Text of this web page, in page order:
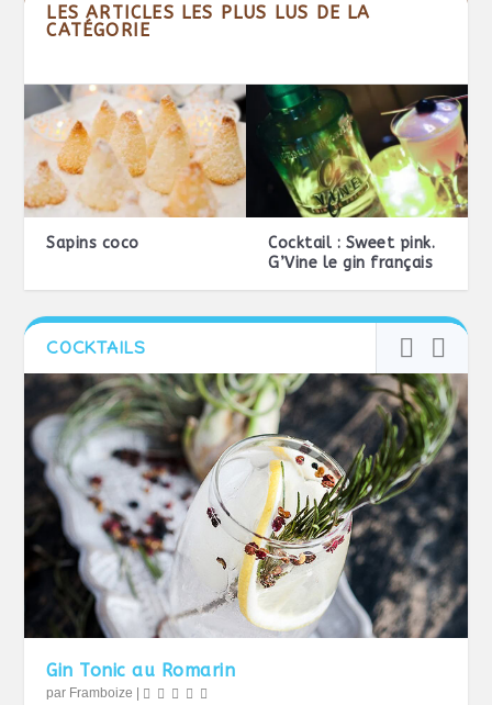
LES ARTICLES LES PLUS LUS DE LA
CATÉGORIE
Sapins coco
Cocktail : Sweet pink.
G’Vine le gin français
COCKTAILS
Gin Tonic au Romarin
par Framboize |